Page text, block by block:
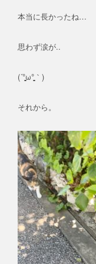
本当に長かったね…
思わず涙が..
(´°̥̥̥̥̥̥̥̥ω°̥̥̥̥̥̥̥̥｀)
それから。